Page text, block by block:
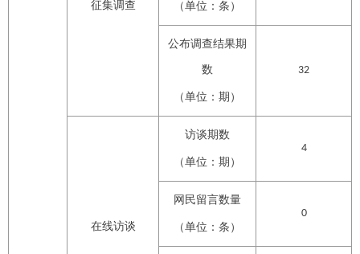
征集调查 （单位：条）
公布调查结果期
数
（单位：期）
32
在线访谈
访谈期数
（单位：期）
4
网民留言数量
（单位：条）
0